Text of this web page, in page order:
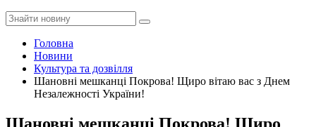
Головна
Новини
Культура та дозвілля
Шановні мешканці Покрова! Щиро вітаю вас з Днем
Незалежності України!